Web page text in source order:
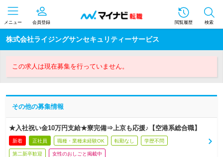
メニュー 会員登録 閲覧履歴 検索
株式会社ライジングサンセキュリティーサービス
この求人は現在募集を行っていません。
その他の募集情報
★入社祝い金10万円支給★寮完備⇒上京も応援♪【空港系総合職】
新着 正社員 職種・業種未経験OK 転勤なし 学歴不問
第二新卒歓迎 女性のおしごと掲載中